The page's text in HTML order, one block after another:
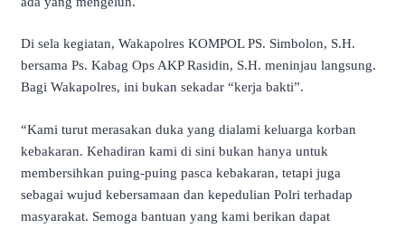
Di sela kegiatan, Wakapolres KOMPOL PS. Simbolon, S.H.
bersama Ps. Kabag Ops AKP Rasidin, S.H. meninjau langsung.
Bagi Wakapolres, ini bukan sekadar “kerja bakti”.
“Kami turut merasakan duka yang dialami keluarga korban
kebakaran. Kehadiran kami di sini bukan hanya untuk
membersihkan puing-puing pasca kebakaran, tetapi juga
sebagai wujud kebersamaan dan kepedulian Polri terhadap
masyarakat. Semoga bantuan yang kami berikan dapat